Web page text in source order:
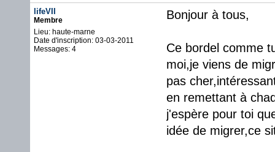
lifeVII
Membre
Lieu: haute-marne
Date d'inscription: 03-03-2011
Messages: 4
Bonjour à tous,
Ce bordel comme
moi,je viens de
pas
en remettant à
j'espère pour toi
idée de migrer,ce